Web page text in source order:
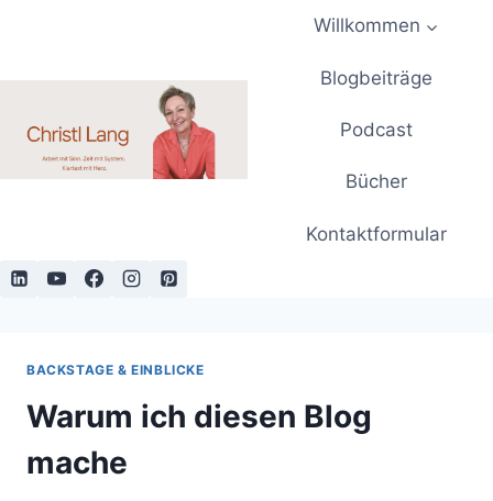
Willkommen
Blogbeiträge
Podcast
Bücher
Kontaktformular
BACKSTAGE & EINBLICKE
Warum ich diesen Blog
mache